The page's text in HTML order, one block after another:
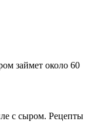
займет около 60